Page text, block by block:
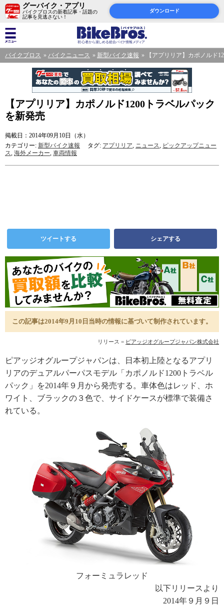
グーバイク・アプリ
バイクブロスの新着記事・話題の
記事を見逃さない！
ダウンロード
バイクブロス バイクニュース 新型バイク速報 【アプリリア】カポノルド
【アプリリア】カポノルド1200トラベルパック
を新発売
掲載日：2014年09月10日（水）
カテゴリー: 新型バイク速報 タグ: アプリリア, ニュース, ピックアップニュー
ス, 海外メーカー, 車両情報
ツイートする シェアする
この記事は2014年9月10日当時の情報に基づいて制作されています。
リリース = ピアッジオグループジャパン株式会社
ピアッジオグループジャパンは、日本初上陸となるアプリ
リアのデュアルパーパスモデル「カポノルド1200トラベル
パック」を2014年９月から発売する。車体色はレッド、ホ
ワイト、ブラックの３色で、サイドケースが標準で装備さ
れている。
フォーミュラレッド
以下リリースより
2014年９月９日